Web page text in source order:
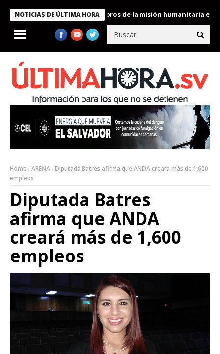
NOTICIAS DE ÚLTIMA HORA
Bukele condecora a miembros de la misión humanitaria enviada
Home ARENA Diputada Batres afirma que ANDA creará más de 1,600
empleos
Diputada Batres
afirma que ANDA
creará más de 1,600
empleos